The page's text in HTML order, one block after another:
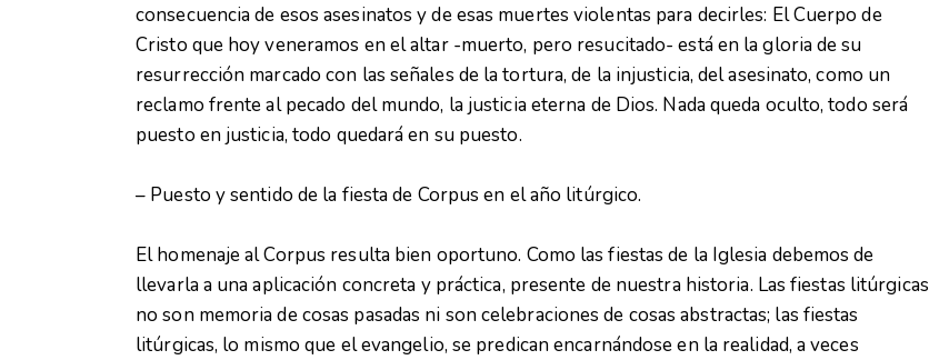
consecuencia de esos asesinatos y de esas muertes violentas para decirles: El Cuerpo de
Cristo que hoy veneramos en el altar -muerto, pero resucitado- está en la gloria de su
resurrección marcado con las señales de la tortura, de la injusticia, del asesinato, como un
reclamo frente al pecado del mundo, la justicia eterna de Dios. Nada queda oculto, todo será
puesto en justicia, todo quedará en su puesto.
– Puesto y sentido de la fiesta de Corpus en el año litúrgico.
El homenaje al Corpus resulta bien oportuno. Como las fiestas de la Iglesia debemos de
llevarla a una aplicación concreta y práctica, presente de nuestra historia. Las fiestas litúrgicas
no son memoria de cosas pasadas ni son celebraciones de cosas abstractas; las fiestas
litúrgicas, lo mismo que el evangelio, se predican encarnándose en la realidad, a veces